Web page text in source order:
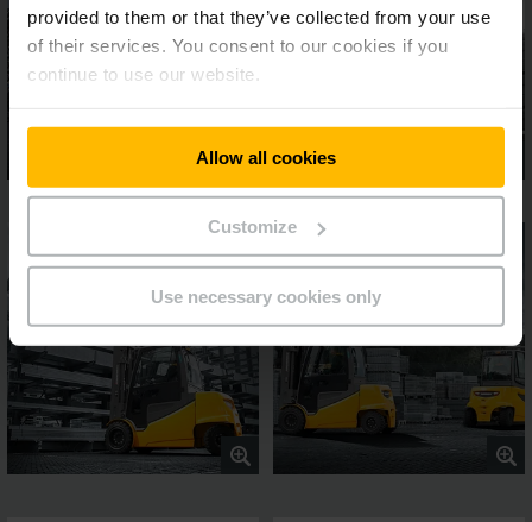
provided to them or that they’ve collected from your use
of their services. You consent to our cookies if you
continue to use our website.
Allow all cookies
Customize
Use necessary cookies only